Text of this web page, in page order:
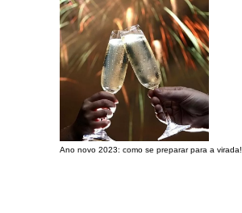
Ano novo 2023: como se preparar para a virada!